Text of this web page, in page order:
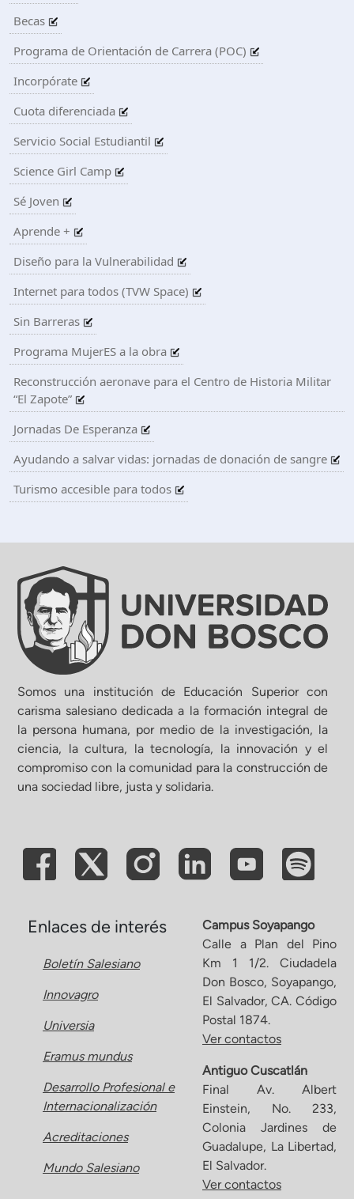
Acreditaciones
Boletín de noticias
Línea de tiempo
Becas
Programa de Orientación de Carrera (POC)
Incorpórate
Cuota diferenciada
Servicio Social Estudiantil
Science Girl Camp
Sé Joven
Aprende +
Diseño para la Vulnerabilidad
Internet para todos (TVW Space)
Sin Barreras
Programa MujerES a la obra
Reconstrucción aeronave para el Centro de Historia Militar
“El Zapote”
Jornadas De Esperanza
Ayudando a salvar vidas: jornadas de donación de sangre
Turismo accesible para todos
Somos una institución de Educación Superior con
carisma salesiano dedicada a la formación integral de
la persona humana, por medio de la investigación, la
ciencia, la cultura, la tecnología, la innovación y el
compromiso con la comunidad para la construcción de
una sociedad libre, justa y solidaria.
Enlaces de interés
Boletín Salesiano
Innovagro
Universia
Eramus mundus
Desarrollo Profesional e
Internacionalización
Acreditaciones
Mundo Salesiano
Campus Soyapango
Calle a Plan del Pino
Km 1 1/2. Ciudadela
Don Bosco, Soyapango,
El Salvador, CA. Código
Postal 1874.
Ver contactos
Antiguo Cuscatlán
Final Av. Albert
Einstein, No. 233,
Colonia Jardines de
Guadalupe, La Libertad,
El Salvador.
Ver contactos